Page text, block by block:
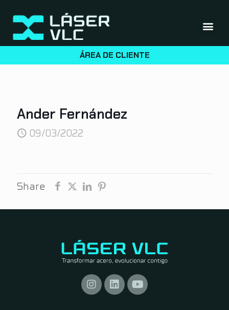
ÁREA DE CLIENTE
Ander Fernández
09/03/2022
Share